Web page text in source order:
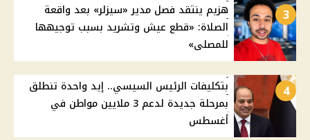
3
هزيم ينتقد فصل مدير «سيزلر» بعد واقعة
الصلاة: «قطع عيش وتشريد بسبب توجيهها
للمصلى»
4
بتكليفات الرئيس السيسي.. إيد واحدة تنطلق
بمرحلة جديدة لدعم 3 ملايين مواطن في
أغسطس